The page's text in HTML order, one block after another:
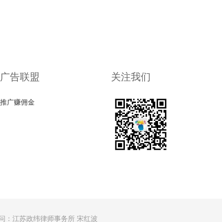
广告联盟
推广赚佣金
关注我们
：江苏政纬律师事务所 宋红波